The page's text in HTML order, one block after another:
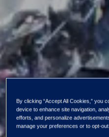
By clicking “Accept All Cookies,” you
device to enhance site navigation,
efforts, and personalize
manage your preferences or to opt-